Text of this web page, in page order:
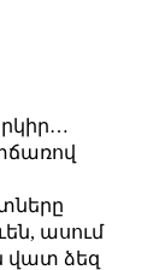
ասում
վատ ձեզ